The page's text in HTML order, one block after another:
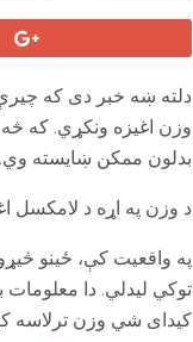
دلته ښه خبر دی که
وزن اغیزه ونکړي. که څه
بدلون ممکن ښایسته وي.
د وزن په اړه د لامکسل
په واقعیت کې، ځینو
توکي لیدلي. دا معلومات
کیدای شي وزن ترلاسه